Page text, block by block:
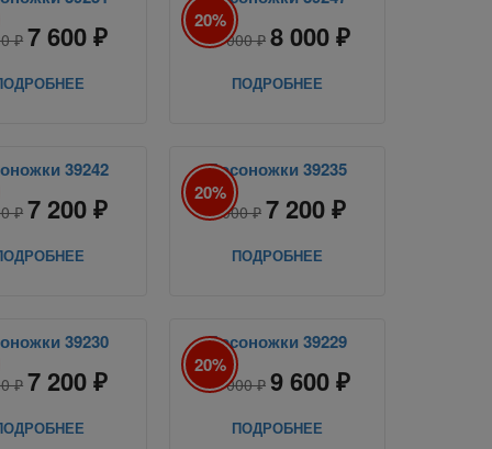
₽ 7 600 ₽ 20%
10 000 ₽ 8 000 ₽
ПОДРОБНЕЕ
39242
₽ 7 200 ₽ 20%
Босоножки 39235
9 000 ₽ 7 200 ₽
ПОДРОБНЕЕ
39230
₽ 7 200 ₽ 20%
Босоножки 39229
12 000 ₽ 9 600 ₽
ПОДРОБНЕЕ